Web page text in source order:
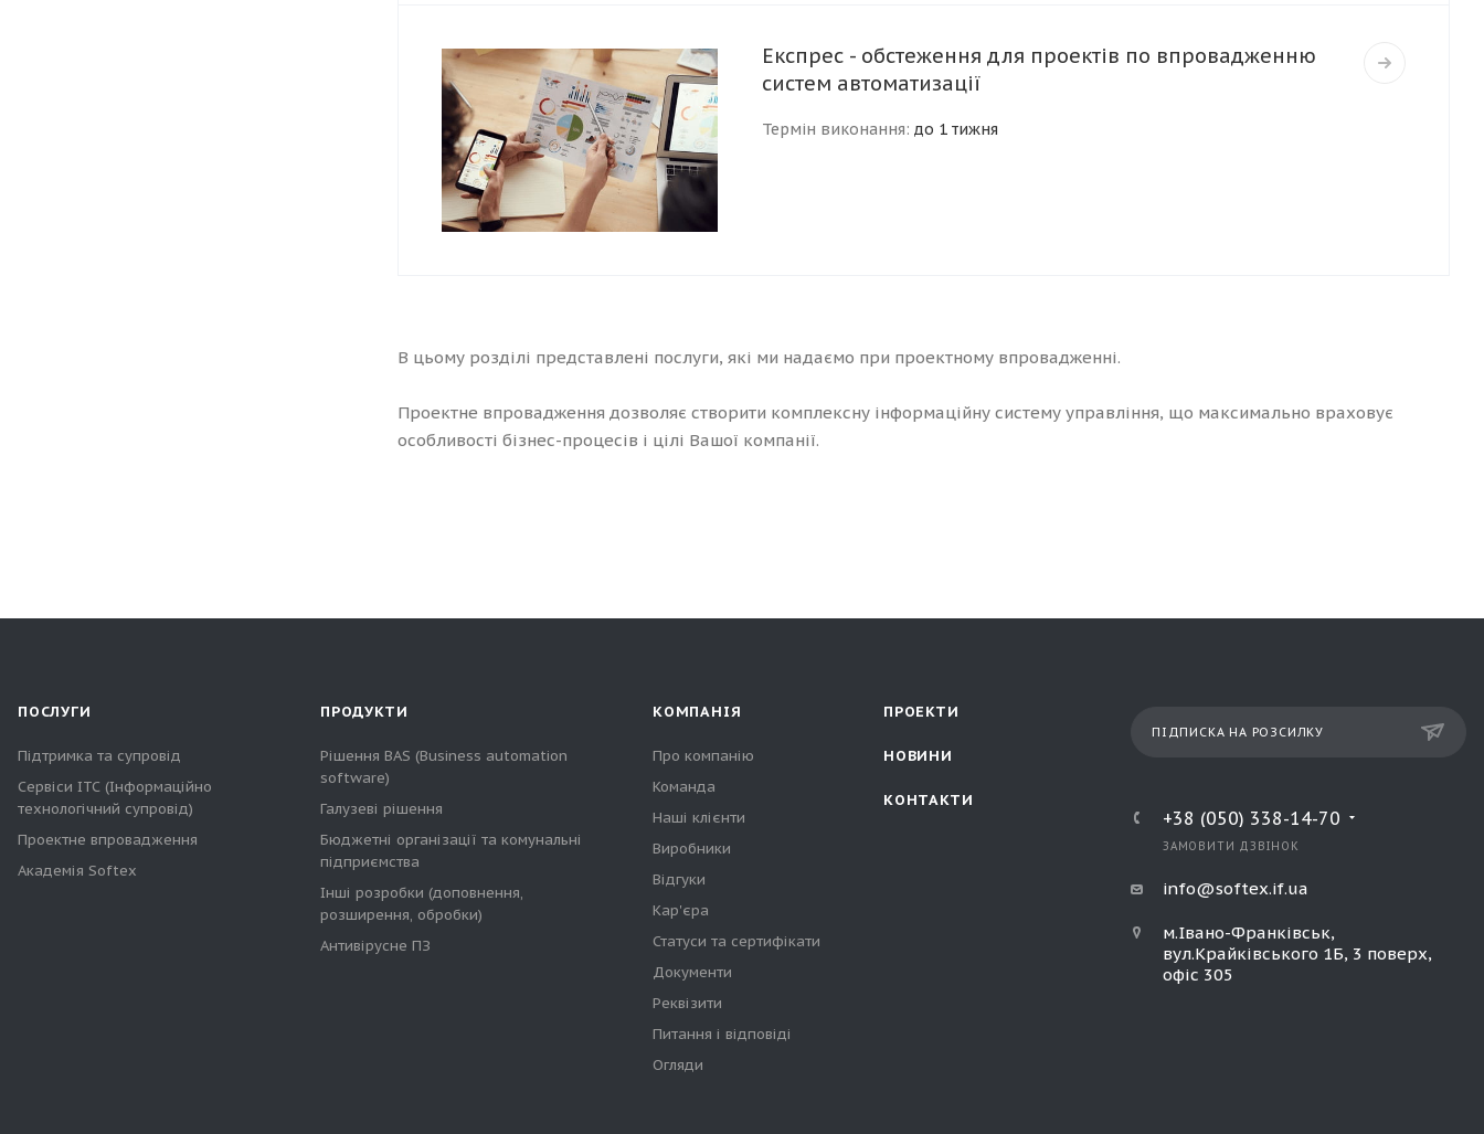
Експрес - обстеження для проектів по впровадженню
систем автоматизації
Термін виконання: до 1 тижня
В цьому розділі представлені послуги, які ми надаємо при проектному впровадженні.
Проектне впровадження дозволяє створити комплексну інформаційну систему управління, що максимально враховує
особливості бізнес-процесів і цілі Вашої компанії.
ПОСЛУГИ
Підтримка та супровід
Сервіси ІТС (Інформаційно
технологічний супровід)
Проектне впровадження
Академія Softex
ПРОДУКТИ
Рішення BAS (Business automation
software)
Галузеві рішення
Бюджетні організації та комунальні
підприємства
Інші розробки (доповнення,
розширення, обробки)
Антивірусне ПЗ
КОМПАНІЯ
Про компанію
Команда
Наші клієнти
Виробники
Відгуки
Кар'єра
Статуси та сертифікати
Документи
Реквізити
Питання і відповіді
Огляди
ПРОЕКТИ
НОВИНИ
КОНТАКТИ
ПІДПИСКА НА РОЗСИЛКУ
+38 (050) 338-14-70
ЗАМОВИТИ ДЗВІНОК
info@softex.if.ua
м.Івано-Франківськ,
вул.Крайківського 1Б, 3 поверх,
офіс 305